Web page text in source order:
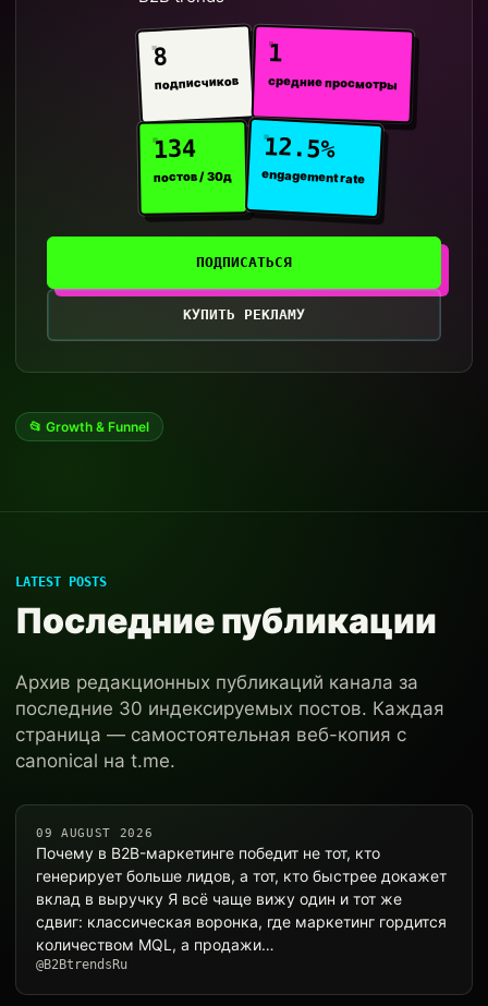
8
подписчиков
1
средние просмотры
134
постов / 30д
12.5%
engagement rate
ПОДПИСАТЬСЯ
КУПИТЬ РЕКЛАМУ
📂 Growth & Funnel
LATEST POSTS
Последние публикации
Архив редакционных публикаций канала за
последние 30 индексируемых постов. Каждая
страница — самостоятельная веб-копия с
canonical на t.me.
09 AUGUST 2026
Почему в B2B-маркетинге победит не тот, кто
генерирует больше лидов, а тот, кто быстрее докажет
вклад в выручку Я всё чаще вижу один и тот же
сдвиг: классическая воронка, где маркетинг гордится
количеством MQL, а продажи…
@B2BtrendsRu